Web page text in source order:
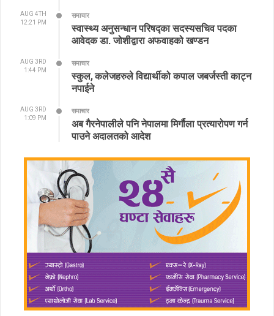
AUG 4TH
12:21 PM
समाचार
स्वास्थ्य अनुसन्धान परिषद्का सदस्यसचिव पदका
आवेदक डा. जोशीद्वारा अफवाहको खण्डन
AUG 3RD
1:44 PM
समाचार
स्कुल, कलेजहरुले विद्यार्थीको कपाल जबर्जस्ती काट्न
नपाईने
AUG 3RD
1:09 PM
समाचार
अब गैरनेपालीले पनि नेपालमा मिर्गौला प्रत्यारोपण गर्न
पाउने अदालतको आदेश